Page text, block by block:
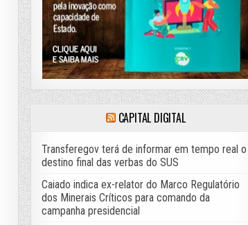
CAPITAL DIGITAL
Transferegov terá de informar em tempo real o
destino final das verbas do SUS
Caiado indica ex-relator do Marco Regulatório
dos Minerais Críticos para comando da
campanha presidencial